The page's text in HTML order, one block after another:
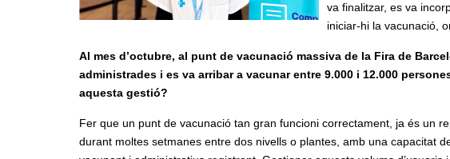
va finalitzar, es va
iniciar-hi la vacunació,
Al mes d’octubre, al punt de vacunació massiva de la Fira de
administrades i es va arribar a vacunar entre 9.000 i 12.000
aquesta gestió?
Fer que un punt de vacunació tan gran funcioni correctament, ja és un
durant moltes setmanes entre dos nivells o plantes, amb una capacitat